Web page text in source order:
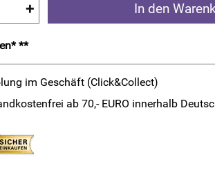
+ In den
**
im Geschäft (Click&Collect)
ab 70,- EURO innerhalb